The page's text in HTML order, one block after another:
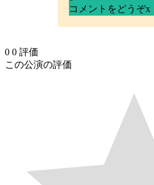
コメントをどうぞx
0 0 評価
この公演の評価